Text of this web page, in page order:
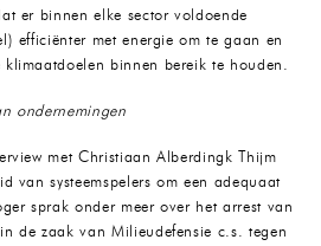
er binnen elke sector voldoende
efficiënter met energie om te gaan en
klimaatdoelen binnen bereik te houden.
ondernemingen
met Christiaan Alberdingk Thijm
van systeemspelers om een adequaat
sprak onder meer over het arrest van
de zaak van Milieudefensie c.s. tegen